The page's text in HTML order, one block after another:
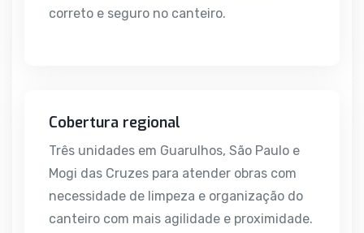
correto e seguro no canteiro.
Cobertura regional
Três unidades em Guarulhos, São Paulo e
Mogi das Cruzes para atender obras com
necessidade de limpeza e organização do
canteiro com mais agilidade e proximidade.